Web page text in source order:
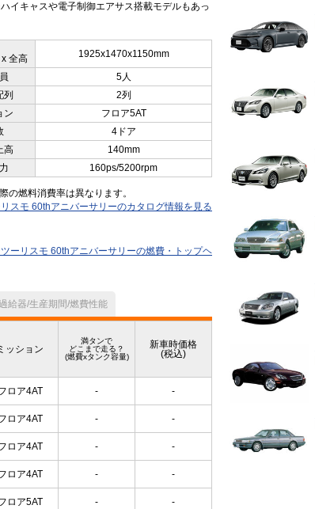
イキャスや電子制御エアサス搭載モデルもあっ
全高
1925x1470x1150mm
5人
列
2列
ン
フロア5AT
4ドア
高
140mm
160ps/5200rpm
燃料消費率は異なります。
スモ 60thアニバーサリーのカタログ情報を見る
ーリスモ 60thアニバーサリーの燃費・トップヘ
給器/生産期間/燃費性能
ッション
満タンで
どこまで走る？
(燃費xタンク容量)
新車時価格
(税込)
ロア4AT - -
ロア4AT - -
ロア4AT - -
ロア4AT - -
ロア5AT - -